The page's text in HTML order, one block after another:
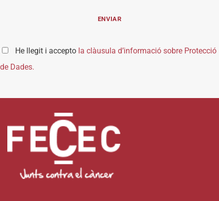
He llegit i accepto la clàusula d’informació sobre Protecció
de Dades.